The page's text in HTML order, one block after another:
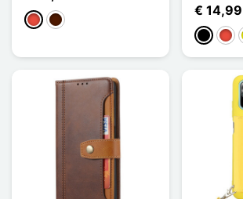
RoodDonkerbruin
€ 14,99
Zwart